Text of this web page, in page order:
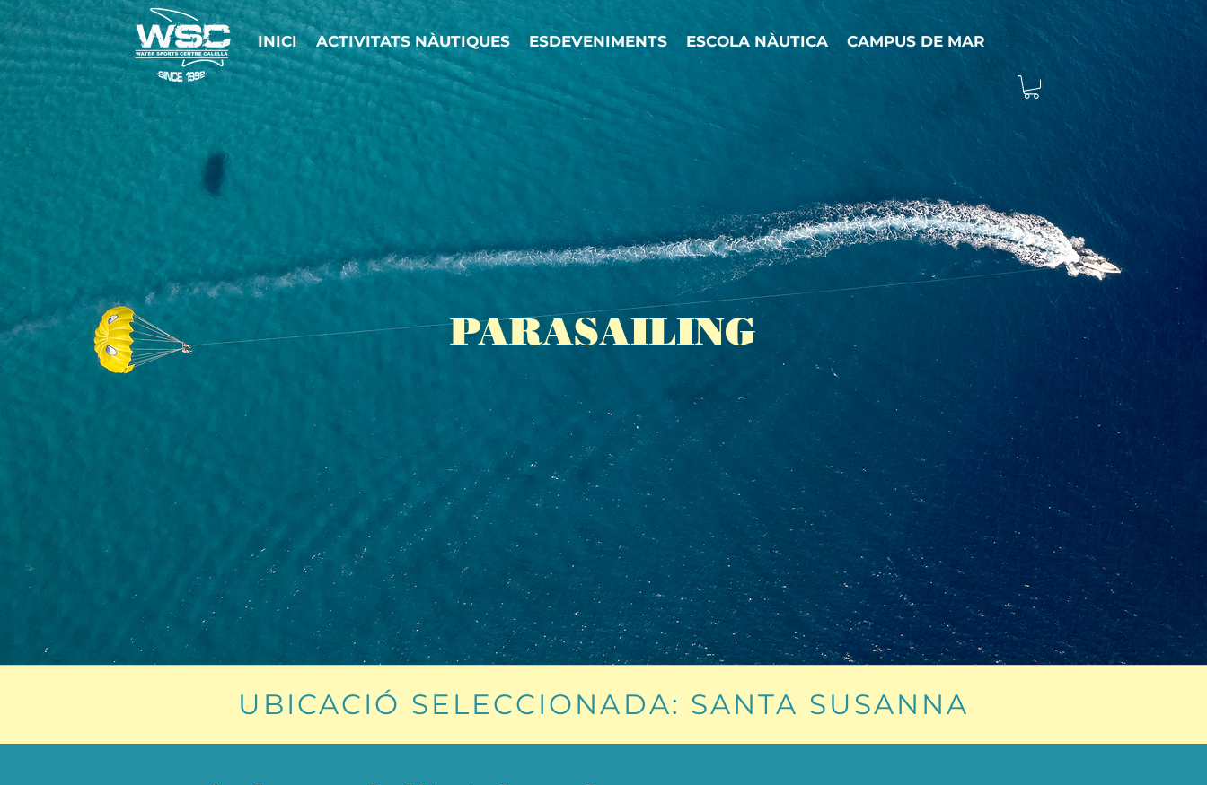
INICI ACTIVITATS NÀUTIQUES ESDEVENIMENTS ESCOLA NÀUTICA CAMPUS DE MAR
PARASAILING
UBICACIÓ SELECCIONADA: SANTA SUSANNA​